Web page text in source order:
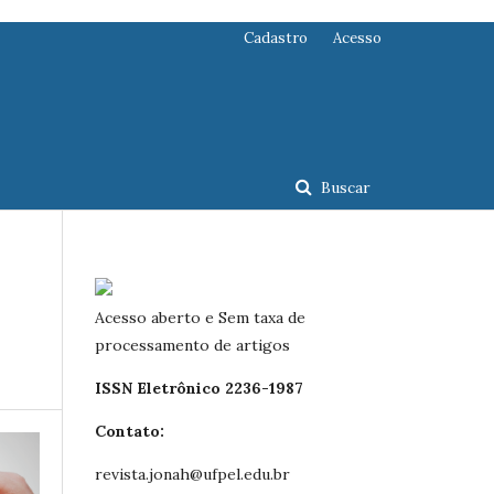
Buscar
Cadastro Acesso
Acesso aberto e Sem taxa de
processamento de artigos
ISSN Eletrônico 2236-1987
Contato:
revista.jonah@ufpel.edu.br